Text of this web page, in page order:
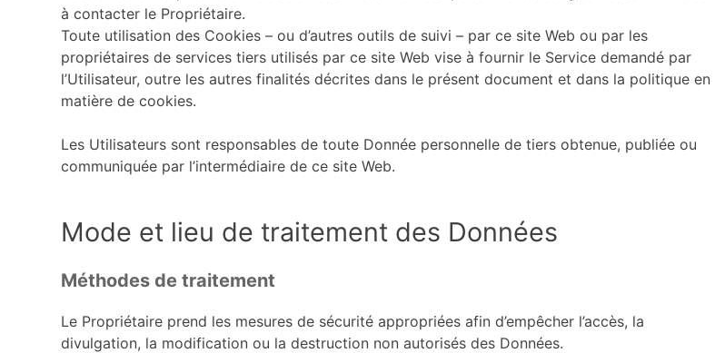
à contacter le Propriétaire.
Toute utilisation des Cookies – ou d’autres outils de suivi – par ce site Web ou par les
propriétaires de services tiers utilisés par ce site Web vise à fournir le Service demandé par
l’Utilisateur, outre les autres finalités décrites dans le présent document et dans la politique en
matière de cookies.
Les Utilisateurs sont responsables de toute Donnée personnelle de tiers obtenue, publiée ou
communiquée par l’intermédiaire de ce site Web.
Mode et lieu de traitement des Données
Méthodes de traitement
Le Propriétaire prend les mesures de sécurité appropriées afin d’empêcher l’accès, la
divulgation, la modification ou la destruction non autorisés des Données.